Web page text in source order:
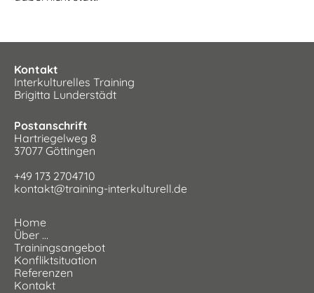
Kontakt
Interkulturelles Training
Brigitta Lunderstädt
Postanschrift
Hartriegelweg 8
37077 Göttingen
+49 173 2704710
kontakt@training-interkulturell.de
Home
Über …
Trainingsangebot
Konfliktsituation
Referenzen
Kontakt